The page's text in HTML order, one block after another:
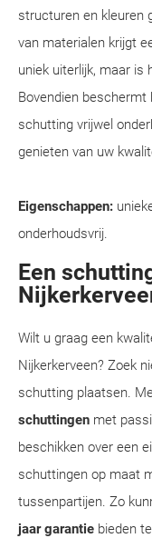
structuren en kleuren
van materialen krijgt
uniek uiterlijk, maar is
Bovendien
schutting vrijwel
genieten van uw
Eigenschappen:
onderhoudsvrij.
Een
Wilt u graag een
Nijkerkerveen? Zoek
schutting plaatsen.
schuttingen met
beschikken over een
schuttingen op maat
tussenpartijen. Zo
jaar garantie bieden